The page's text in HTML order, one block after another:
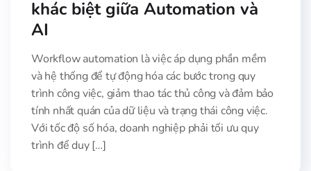
khác biệt giữa Automation và
AI
Workflow automation là việc áp dụng phần mềm
và hệ thống để tự động hóa các bước trong quy
trình công việc, giảm thao tác thủ công và đảm bảo
tính nhất quán của dữ liệu và trạng thái công việc.
Với tốc độ số hóa, doanh nghiệp phải tối ưu quy
trình để duy […]